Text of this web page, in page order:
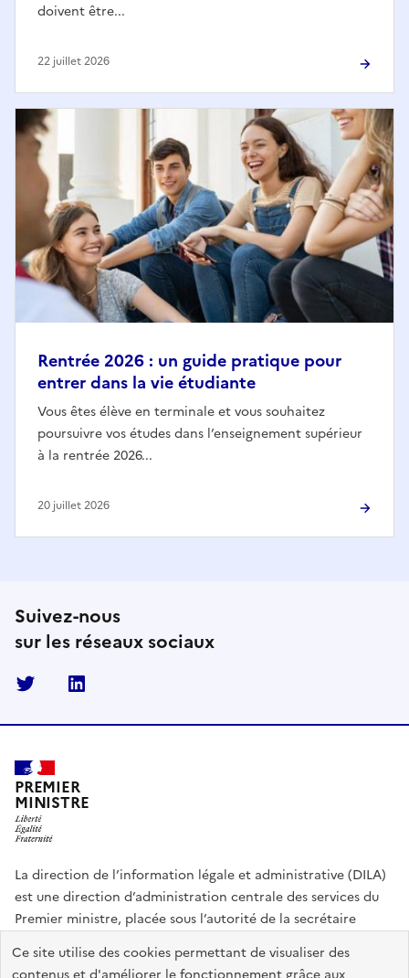
Ce site utilise des cookies permettant de visualiser des
doivent être...
22 juillet 2026
Rentrée 2026 : un guide pratique pour
entrer dans la vie étudiante
Vous êtes élève en terminale et vous souhaitez
poursuivre vos études dans l’enseignement supérieur
à la rentrée 2026...
20 juillet 2026
Suivez-nous
sur les réseaux sociaux
Twitter
PREMIER
MINISTRE
La direction de l’information légale et administrative (DILA)
est une direction d’administration centrale des services du
Premier ministre, placée sous l’autorité de la secrétaire